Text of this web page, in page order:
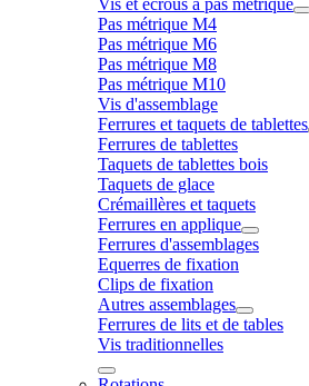
Pas métrique M4
Pas métrique M6
Pas métrique M8
Pas métrique M10
Vis d'assemblage
Ferrures et taquets de tablettes
Ferrures de tablettes
Taquets de tablettes bois
Taquets de glace
Crémaillères et taquets
Ferrures en applique
Ferrures d'assemblages
Equerres de fixation
Clips de fixation
Autres assemblages
Ferrures de lits et de tables
Vis traditionnelles